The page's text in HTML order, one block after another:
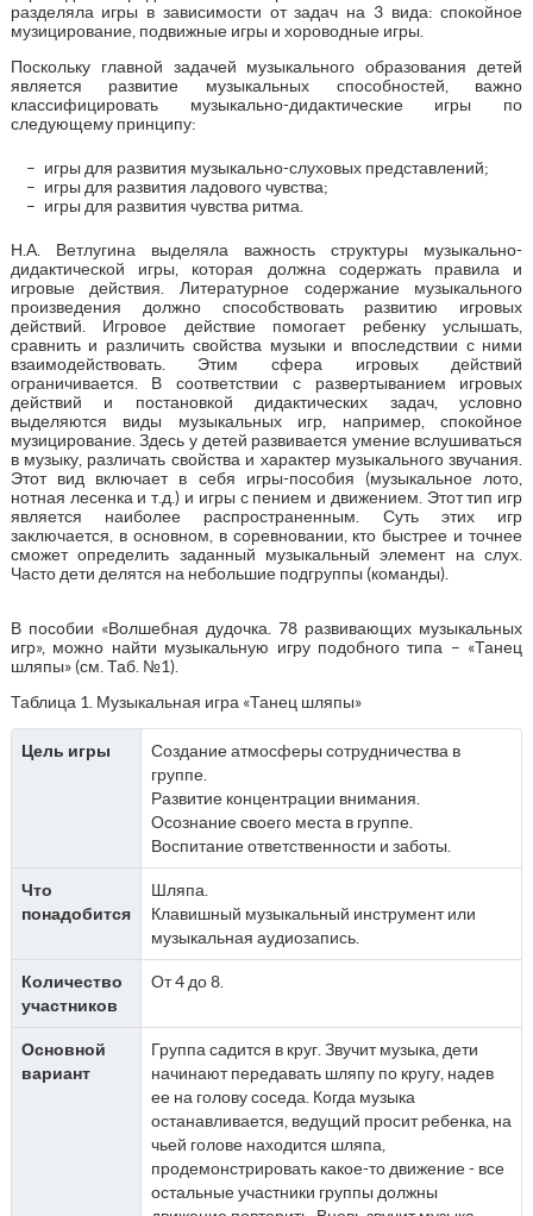
разделяла игры в зависимости от задач на 3 вида: спокойное
музицирование, подвижные игры и хороводные игры.
Поскольку главной задачей музыкального образования детей
является развитие музыкальных способностей, важно
классифицировать музыкально-дидактические игры по
следующему принципу:
игры для развития музыкально-слуховых представлений;
игры для развития ладового чувства;
игры для развития чувства ритма.
Н.А. Ветлугина выделяла важность структуры музыкально-
дидактической игры, которая должна содержать правила и
игровые действия. Литературное содержание музыкального
произведения должно способствовать развитию игровых
действий. Игровое действие помогает ребенку услышать,
сравнить и различить свойства музыки и впоследствии с ними
взаимодействовать. Этим сфера игровых действий
ограничивается. В соответствии с развертыванием игровых
действий и постановкой дидактических задач, условно
выделяются виды музыкальных игр, например, спокойное
музицирование. Здесь у детей развивается умение вслушиваться
в музыку, различать свойства и характер музыкального звучания.
Этот вид включает в себя игры-пособия (музыкальное лото,
нотная лесенка и т.д.) и игры с пением и движением. Этот тип игр
является наиболее распространенным. Суть этих игр
заключается, в основном, в соревновании, кто быстрее и точнее
сможет определить заданный музыкальный элемент на слух.
Часто дети делятся на небольшие подгруппы (команды).
В пособии «Волшебная дудочка. 78 развивающих музыкальных
игр», можно найти музыкальную игру подобного типа – «Танец
шляпы» (см. Таб. №1).
Таблица 1. Музыкальная игра «Танец шляпы»
Цель игры
Создание атмосферы сотрудничества в
группе.
Развитие концентрации внимания.
Осознание своего места в группе.
Воспитание ответственности и заботы.
Что
понадобится
Шляпа.
Клавишный музыкальный инструмент или
музыкальная аудиозапись.
Количество
участников
От 4 до 8.
Основной
вариант
Группа садится в круг. Звучит музыка, дети
начинают передавать шляпу по кругу, надев
ее на голову соседа. Когда музыка
останавливается, ведущий просит ребенка, на
чьей голове находится шляпа,
продемонстрировать какое-то движение - все
остальные участники группы должны